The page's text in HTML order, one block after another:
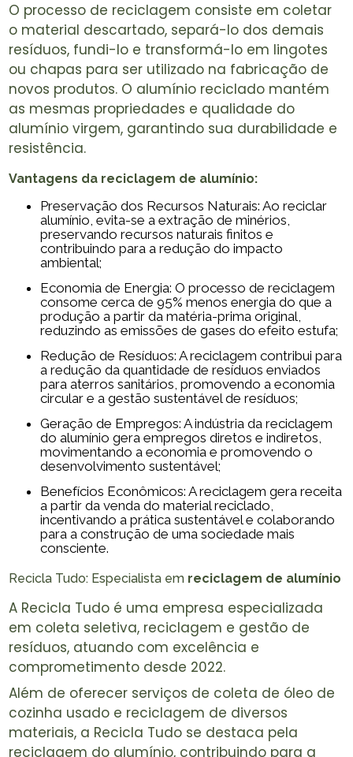
O processo de reciclagem consiste em coletar
o material descartado, separá-lo dos demais
resíduos, fundi-lo e transformá-lo em lingotes
ou chapas para ser utilizado na fabricação de
novos produtos. O alumínio reciclado mantém
as mesmas propriedades e qualidade do
alumínio virgem, garantindo sua durabilidade e
resistência.
Vantagens da reciclagem de alumínio:
Preservação dos Recursos Naturais: Ao reciclar
alumínio, evita-se a extração de minérios,
preservando recursos naturais finitos e
contribuindo para a redução do impacto
ambiental;
Economia de Energia: O processo de reciclagem
consome cerca de 95% menos energia do que a
produção a partir da matéria-prima original,
reduzindo as emissões de gases do efeito estufa;
Redução de Resíduos: A reciclagem contribui para
a redução da quantidade de resíduos enviados
para aterros sanitários, promovendo a economia
circular e a gestão sustentável de resíduos;
Geração de Empregos: A indústria da reciclagem
do alumínio gera empregos diretos e indiretos,
movimentando a economia e promovendo o
desenvolvimento sustentável;
Benefícios Econômicos: A reciclagem gera receita
a partir da venda do material reciclado,
incentivando a prática sustentável e colaborando
para a construção de uma sociedade mais
consciente.
Recicla Tudo: Especialista em reciclagem de alumínio
A Recicla Tudo é uma empresa especializada
em coleta seletiva, reciclagem e gestão de
resíduos, atuando com excelência e
comprometimento desde 2022.
Além de oferecer serviços de coleta de óleo de
cozinha usado e reciclagem de diversos
materiais, a Recicla Tudo se destaca pela
reciclagem do alumínio, contribuindo para a